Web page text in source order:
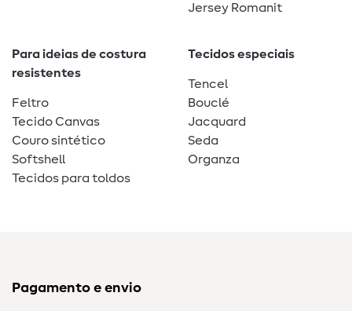
Jersey Romanit
Para ideias de costura
resistentes
Feltro
Tecido Canvas
Couro sintético
Softshell
Tecidos para toldos
Tecidos especiais
Tencel
Bouclé
Jacquard
Seda
Organza
Pagamento e envio